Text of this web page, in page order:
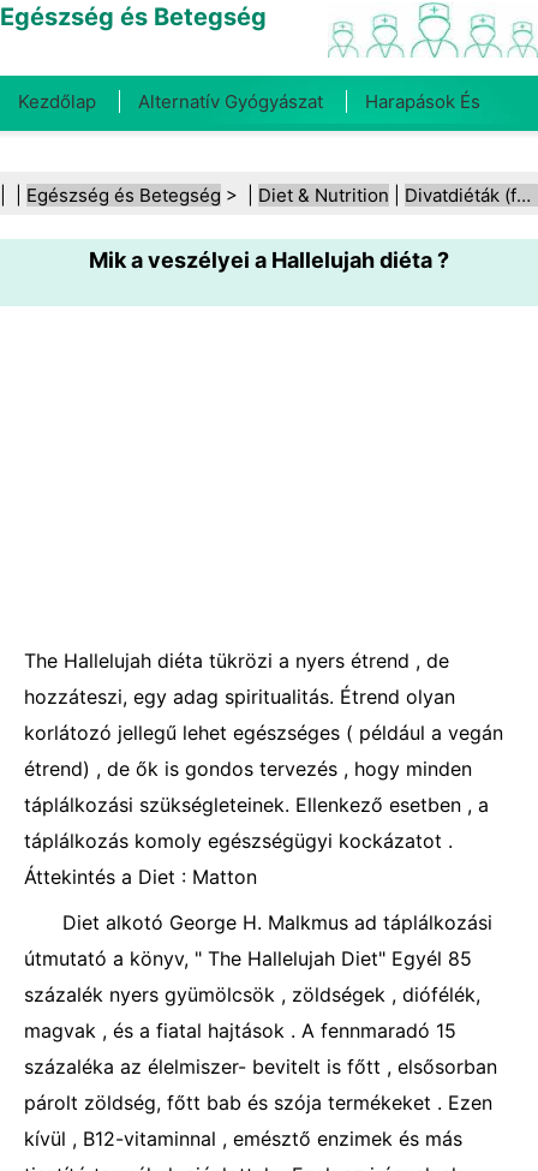
Egészség és Betegség
Kezdőlap Alternatív Gyógyászat Harapások És
Fogegészség Diéta És Táplálkozás Családi
Egészségügyi Ágazat Mentális Egészség
Közegészségügy És Biztonság Sebészet És
Egészség és Betegség > | Diet & Nutrition Divatdiéták (fad diéták)
Mik a veszélyei a Hallelujah diéta ?
The Hallelujah diéta tükrözi a nyers étrend , de
hozzáteszi, egy adag spiritualitás. Étrend olyan
korlátozó jellegű lehet egészséges ( például a vegán
étrend) , de ők is gondos tervezés , hogy minden
táplálkozási szükségleteinek. Ellenkező esetben , a
táplálkozás komoly egészségügyi kockázatot .
Áttekintés a Diet : Matton
Diet alkotó George H. Malkmus ad táplálkozási
útmutató a könyv, " The Hallelujah Diet" Egyél 85
százalék nyers gyümölcsök , zöldségek , diófélék,
magvak , és a fiatal hajtások . A fennmaradó 15
százaléka az élelmiszer- bevitelt is főtt , elsősorban
párolt zöldség, főtt bab és szója termékeket . Ezen
kívül , B12-vitaminnal , emésztő enzimek és más